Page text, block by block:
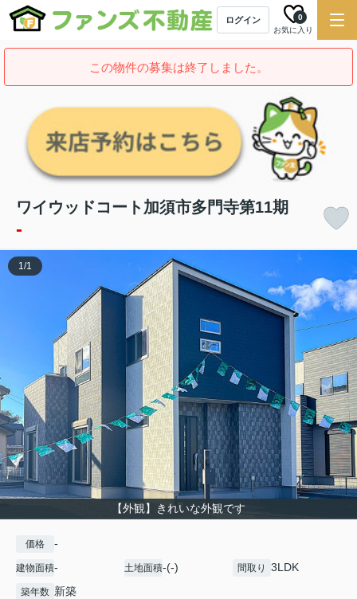
ログイン
お気に入り
0
この物件の募集は終了しました。
ワイウッドコート加須市多門寺第11期
-
【外観】きれいな外観です
1/1
価格 -
建物面積- 土地面積-(-) 間取り 3LDK
築年数 新築